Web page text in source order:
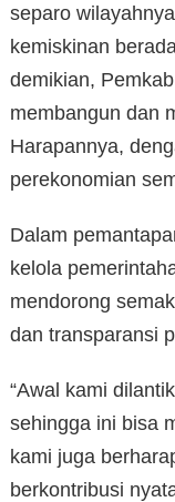
separo
kemiskinan
demikian,
membangun dan
Harapannya,
perekonomian
Dalam
kelola
mendorong
dan transparansi
“Awal kami
sehingga ini bisa
kami juga
berkontribusi